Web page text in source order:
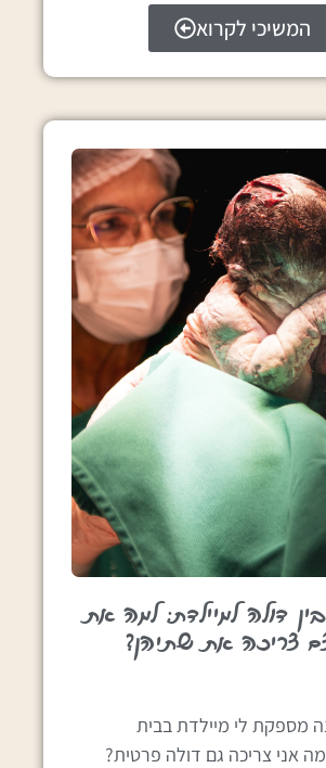
המשיכי לקרוא
דולה למיילדת: למה את
צריכה את שתיהן?
מספקת לי מיילדת בבית
אני צריכה גם דולה פרטית?